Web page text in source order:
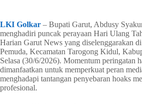
LKI Golkar – Bupati Garut, Abdusy
menghadiri puncak perayaan Hari Ulang
Harian Garut News yang diselenggarakan
Pemuda, Kecamatan Tarogong Kidul,
Selasa (30/6/2026). Momentum peringatan
dimanfaatkan untuk memperkuat peran
menghadapi tantangan penyebaran hoaks
profesional.